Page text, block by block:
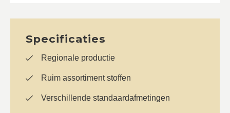
Specificaties
Regionale productie
Ruim assortiment stoffen
Verschillende standaardafmetingen